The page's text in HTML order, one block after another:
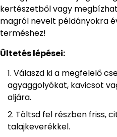
kertészetből vagy
magról nevelt példányokra
terméshez!
Ültetés lépései:
Válaszd ki a megfelelő
agyaggolyókat, kavicsot
aljára.
Töltsd fel részben friss,
talajkeverékkel.